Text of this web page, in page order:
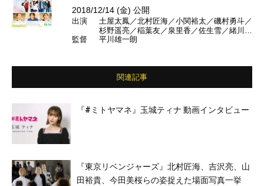
2018/12/14 (金) 公開
出演
土屋太鳳／北村匠海／小関裕太／磯村勇斗／
杉野遥亮／稲葉友／泉里香／佐生雪／緒川た
まき ほか
監督 平川雄一朗
関連記事
『#ミトヤマネ』玉城ティナ 動画インタビュー
『東京リベンジャーズ』北村匠海、吉沢亮、山
田裕貴、今田美桜らの姿捉えた場面写真一挙